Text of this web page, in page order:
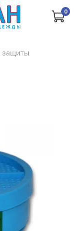
0
защиты